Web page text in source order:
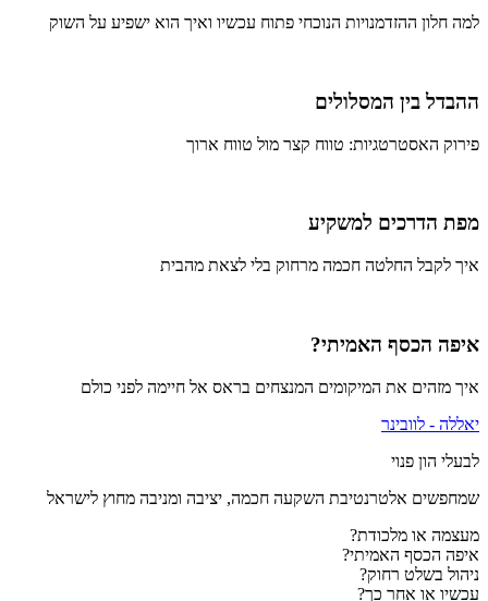
למה חלון ההזדמנויות הנוכחי פתוח עכשיו ואיך הוא ישפיע על השוק
ההבדל בין המסלולים
פירוק האסטרטגיות: טווח קצר מול טווח ארוך
מפת הדרכים למשקיע
איך לקבל החלטה חכמה מרחוק בלי לצאת מהבית
איפה הכסף האמיתי?
איך מזהים את המיקומים המנצחים בראס אל חיימה לפני כולם
יאללה - לוובינר
לבעלי הון פנוי
שמחפשים אלטרנטיבת השקעה חכמה, יציבה ומניבה מחוץ לישראל
מעצמה או מלכודת?
איפה הכסף האמיתי?
ניהול בשלט רחוק?
עכשיו או אחר כך?